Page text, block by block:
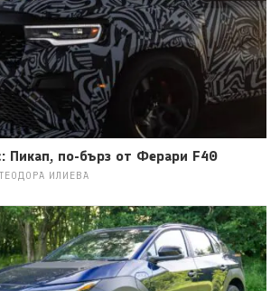
Пикап, по-бърз от Ферари F40
ТЕОДОРА ИЛИЕВА